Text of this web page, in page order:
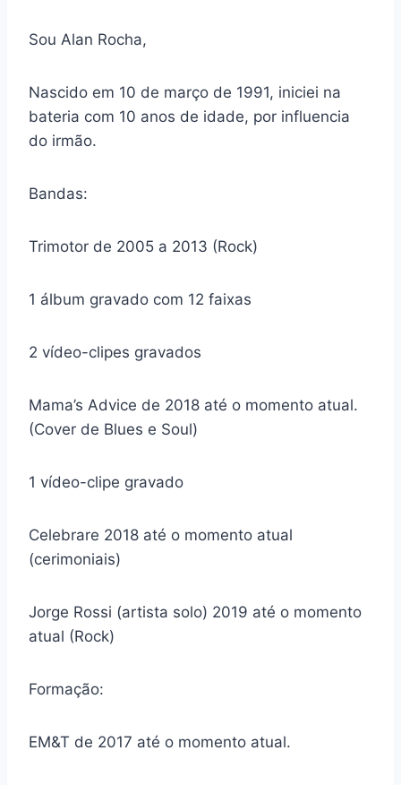
Sou Alan Rocha,
Nascido em 10 de março de 1991, iniciei na
bateria com 10 anos de idade, por influencia
do irmão.
Bandas:
Trimotor de 2005 a 2013 (Rock)
1 álbum gravado com 12 faixas
2 vídeo-clipes gravados
Mama’s Advice de 2018 até o momento atual.
(Cover de Blues e Soul)
1 vídeo-clipe gravado
Celebrare 2018 até o momento atual
(cerimoniais)
Jorge Rossi (artista solo) 2019 até o momento
atual (Rock)
Formação:
EM&T de 2017 até o momento atual.